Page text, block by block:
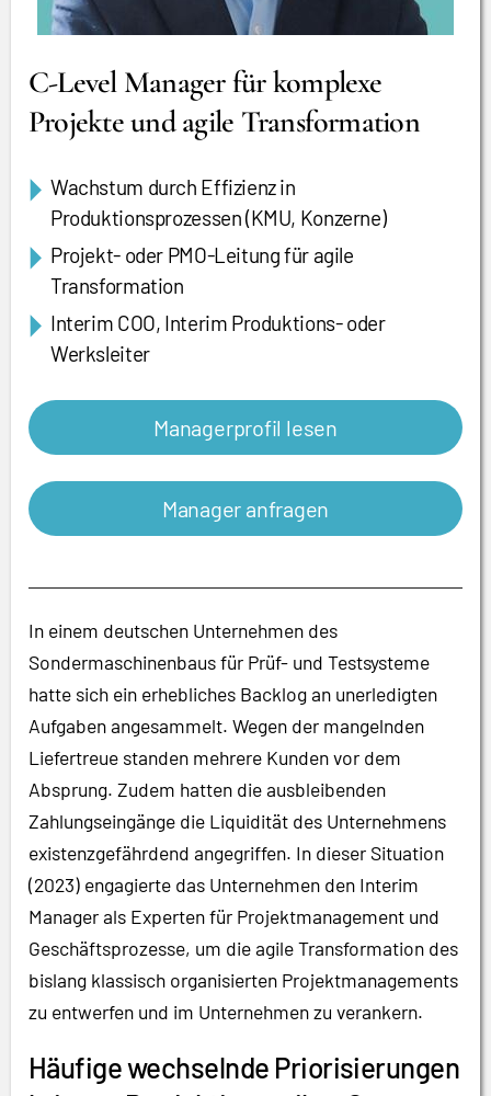
C-Level Manager für komplexe
Projekte und agile Transformation
Wachstum durch Effizienz in
Produktionsprozessen (KMU, Konzerne)
Projekt- oder PMO-Leitung für agile
Transformation
Interim COO, Interim Produktions- oder
Werksleiter
Managerprofil lesen
Manager anfragen
In einem deutschen Unternehmen des
Sondermaschinenbaus für Prüf- und Testsysteme
hatte sich ein erhebliches Backlog an unerledigten
Aufgaben angesammelt. Wegen der mangelnden
Liefertreue standen mehrere Kunden vor dem
Absprung. Zudem hatten die ausbleibenden
Zahlungseingänge die Liquidität des Unternehmens
existenzgefährdend angegriffen. In dieser Situation
(2023) engagierte das Unternehmen den Interim
Manager als Experten für Projektmanagement und
Geschäftsprozesse, um die agile Transformation des
bislang klassisch organisierten Projektmanagements
zu entwerfen und im Unternehmen zu verankern.
Häufige wechselnde Priorisierungen